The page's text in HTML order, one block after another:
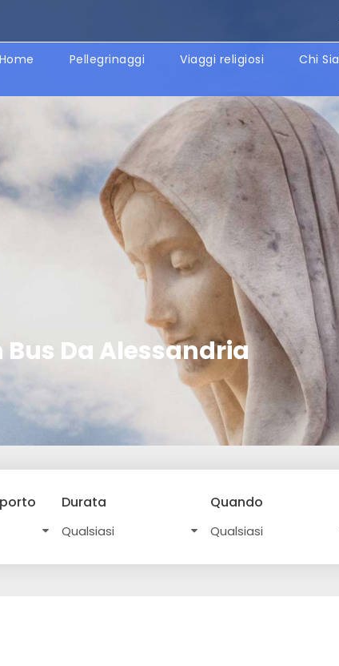
Home Pellegrinaggi Viaggi religiosi Chi
Da Alessandria
Durata Quando